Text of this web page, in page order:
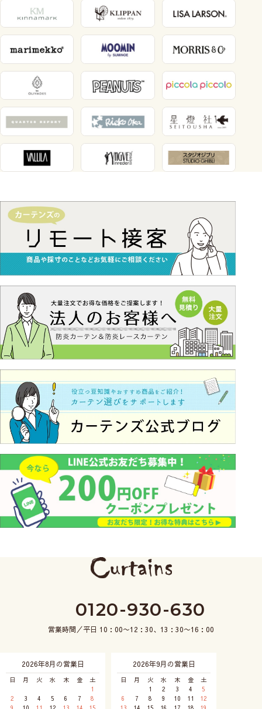
0120-930-630
営業時間／平日 10：00〜12：30、13：30〜16：00
2026年8月の営業日
日 月 火 水 木 金
土
1
2
3 4 5 6 7
8
2026年9月の営業日
日 月 火 水 木 金
土
1
2 3 4
5
6
7 8 9 10 11
12